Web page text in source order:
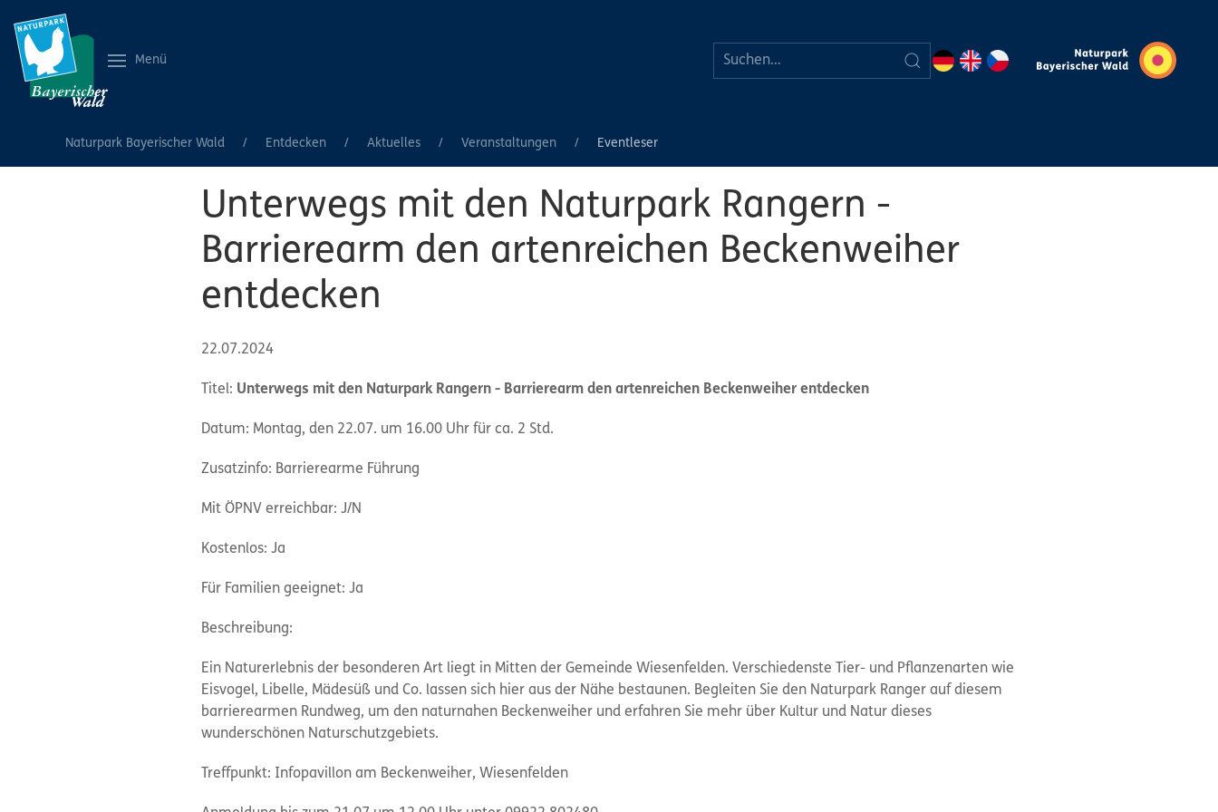
Menü
Naturpark Bayerischer Wald Entdecken Aktuelles Veranstaltungen Eventleser
Unterwegs mit den Naturpark Rangern -
Barrierearm den artenreichen Beckenweiher
entdecken
22.07.2024
Titel: Unterwegs mit den Naturpark Rangern - Barrierearm den artenreichen Beckenweiher entdecken
Datum: Montag, den 22.07. um 16.00 Uhr für ca. 2 Std.
Zusatzinfo: Barrierearme Führung
Mit ÖPNV erreichbar: J/N
Kostenlos: Ja
Für Familien geeignet: Ja
Beschreibung:
Ein Naturerlebnis der besonderen Art liegt in Mitten der Gemeinde Wiesenfelden. Verschiedenste Tier- und Pflanzenarten wie
Eisvogel, Libelle, Mädesüß und Co. lassen sich hier aus der Nähe bestaunen. Begleiten Sie den Naturpark Ranger auf diesem
barrierearmen Rundweg, um den naturnahen Beckenweiher und erfahren Sie mehr über Kultur und Natur dieses
wunderschönen Naturschutzgebiets.
Treffpunkt: Infopavillon am Beckenweiher, Wiesenfelden